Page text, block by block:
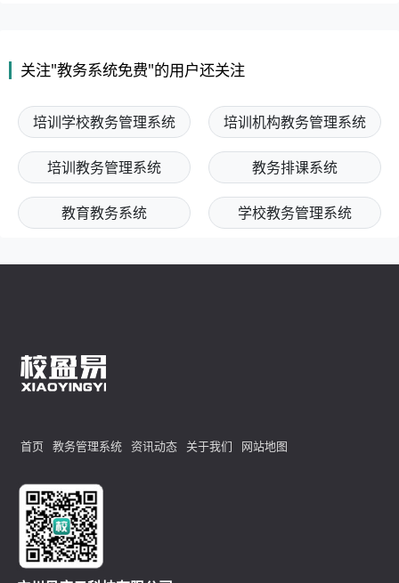
关注"教务系统免费"的用户还关注
培训学校教务管理系统 培训机构教务管理系统
培训教务管理系统 教务排课系统
教育教务系统 学校教务管理系统
首页 教务管理系统 资讯动态 关于我们 网站地图